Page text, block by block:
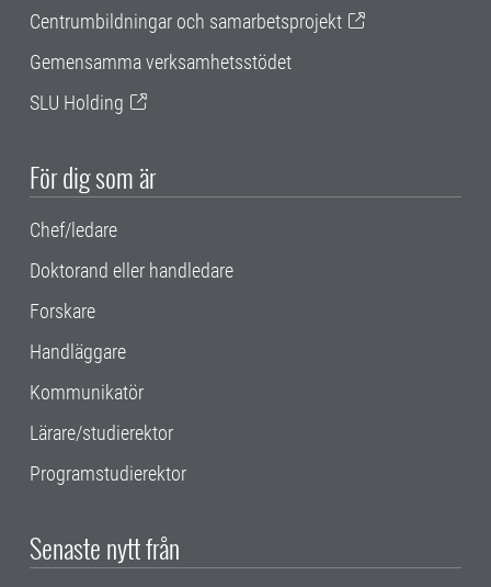
Centrumbildningar och samarbetsprojekt
Gemensamma verksamhetsstödet
SLU Holding
För dig som är
Chef/ledare
Doktorand eller handledare
Forskare
Handläggare
Kommunikatör
Lärare/studierektor
Programstudierektor
Senaste nytt från